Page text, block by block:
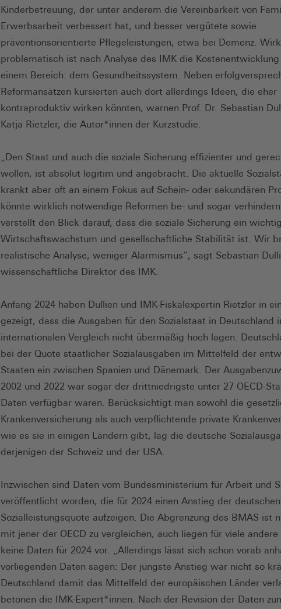
Kinderbetreuung, der unter anderem die Vereinbarkeit von
Erwerbsarbeit verbessert hat, und besser vergütete sowie
präventionsorientierte Pflegeleistungen, etwa bei Demenz.
problematisch ist nach Analyse des IMK die
einem Bereich: dem Gesundheitssystem. Neben
Reformansätzen kursierten auch dort allerdings Ideen, die eher
kontraproduktiv wirken könnten, warnen Prof. Dr. Sebastian
Katja Rietzler, die Autor*innen der Kurzstudie.
„Den Staat und auch die soziale Sicherung effizienter und
wollen, ist absolut legitim und angebracht. Die aktuelle
krankt aber oft an einem Fokus auf Schein- oder sekundären
könnte wirklich notwendige Reformen be- und sogar
verstellt den Blick darauf, dass die soziale Sicherung ein
Wirtschaftswachstum und gesellschaftliche Stabilität ist. Wir
realistische Analyse, weniger Alarmismus“, sagt Sebastian
wissenschaftliche Direktor des IMK.
Anfang 2024 haben Dullien und IMK-Fiskalexpertin Rietzler in
gezeigt, dass die Ausgaben für den Sozialstaat in Deutschland
internationalen Vergleich nicht übermäßig hoch lagen.
bei der Quote staatlicher Sozialausgaben im Mittelfeld der
Staaten ein zwischen Spanien und Dänemark. Der
2002 und 2022 war sogar der drittniedrigste unter 27 OECD-
Daten verfügbar waren. Berücksichtigt man sowohl die
Krankenversicherung als auch verpflichtende private
wie es sie in einigen Ländern gibt, lag die deutsche
derjenigen der Schweiz und der USA.
Inzwischen sind Daten vom Bundesministerium für Arbeit und
veröffentlicht worden, die für 2024 einen Anstieg der deutschen
Sozialleistungsquote aufzeigen. Die Abgrenzung des BMAS ist
mit jener der OECD zu vergleichen, auch liegen für viele andere
keine Daten für 2024 vor. „Allerdings lässt sich schon vorab
vorliegenden Daten sagen: Der jüngste Anstieg war nicht so
Deutschland damit das Mittelfeld der europäischen Länder
betonen die IMK-Expert*innen. Nach der Revision der Daten